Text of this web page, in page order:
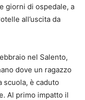
giorni di ospedale, a
all’uscita da
nel Salento,
dove un ragazzo
scuola, è caduto
Al primo impatto il